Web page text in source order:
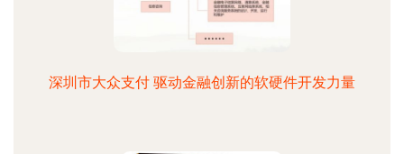
深圳市大众支付 驱动金融创新的软硬件开发力量